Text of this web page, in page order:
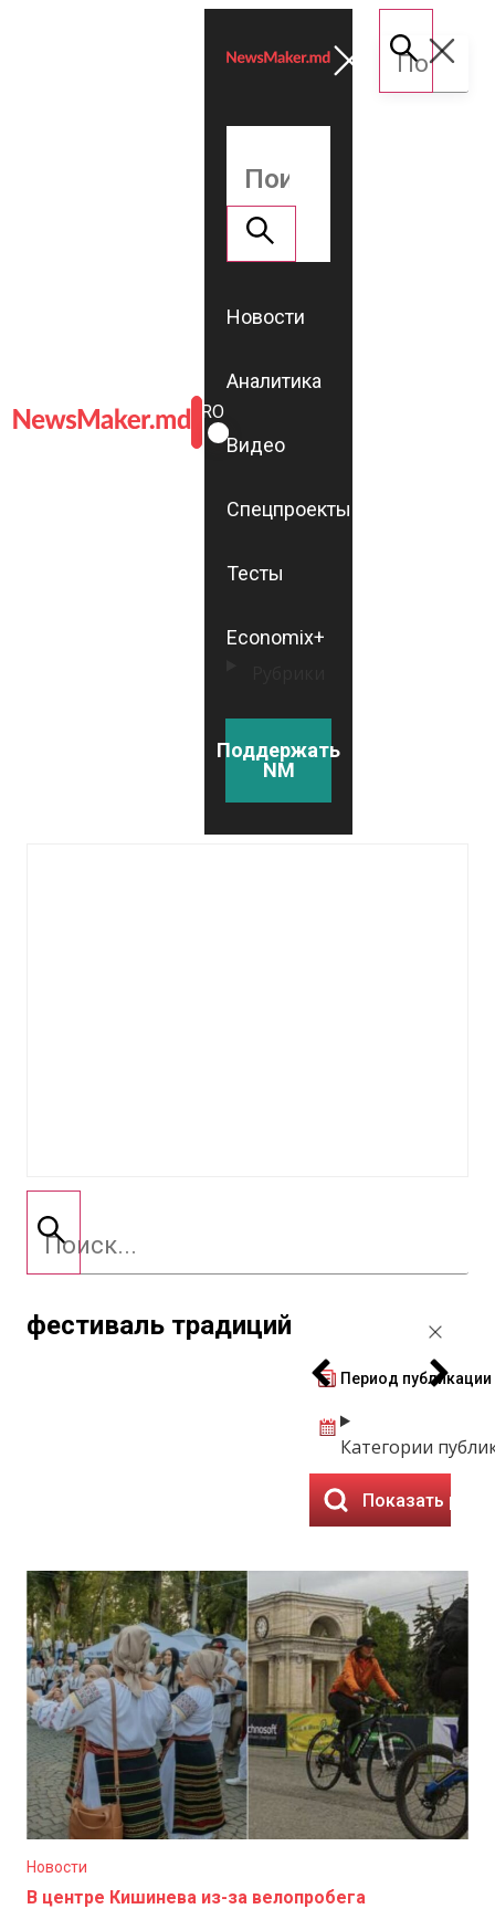
ROMÂNĂ
RU
Новости
Аналитика
Видео
Спецпроекты
Тесты
Economix+
Поддержать
NM
фестиваль традиций
Период публикации
Категории
Показать
Новости
В центре Кишинева из-за велопробега